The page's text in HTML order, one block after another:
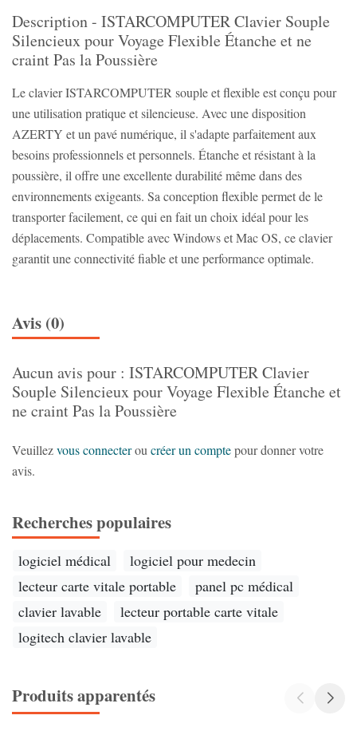
Description - ISTARCOMPUTER Clavier Souple
Silencieux pour Voyage Flexible Étanche et ne
craint Pas la Poussière
Le clavier ISTARCOMPUTER souple et flexible est conçu pour
une utilisation pratique et silencieuse. Avec une disposition
AZERTY et un pavé numérique, il s'adapte parfaitement aux
besoins professionnels et personnels. Étanche et résistant à la
poussière, il offre une excellente durabilité même dans des
environnements exigeants. Sa conception flexible permet de le
transporter facilement, ce qui en fait un choix idéal pour les
déplacements. Compatible avec Windows et Mac OS, ce clavier
garantit une connectivité fiable et une performance optimale.
Avis (0)
Aucun avis pour : ISTARCOMPUTER Clavier
Souple Silencieux pour Voyage Flexible Étanche et
ne craint Pas la Poussière
Veuillezvous connecterou créer un comptepour donner votre
avis.
Recherches populaires
logiciel médical
logiciel pour medecin
lecteur carte vitale portable
panel pc médical
clavier lavable
lecteur portable carte vitale
logitech clavier lavable
Produits apparentés